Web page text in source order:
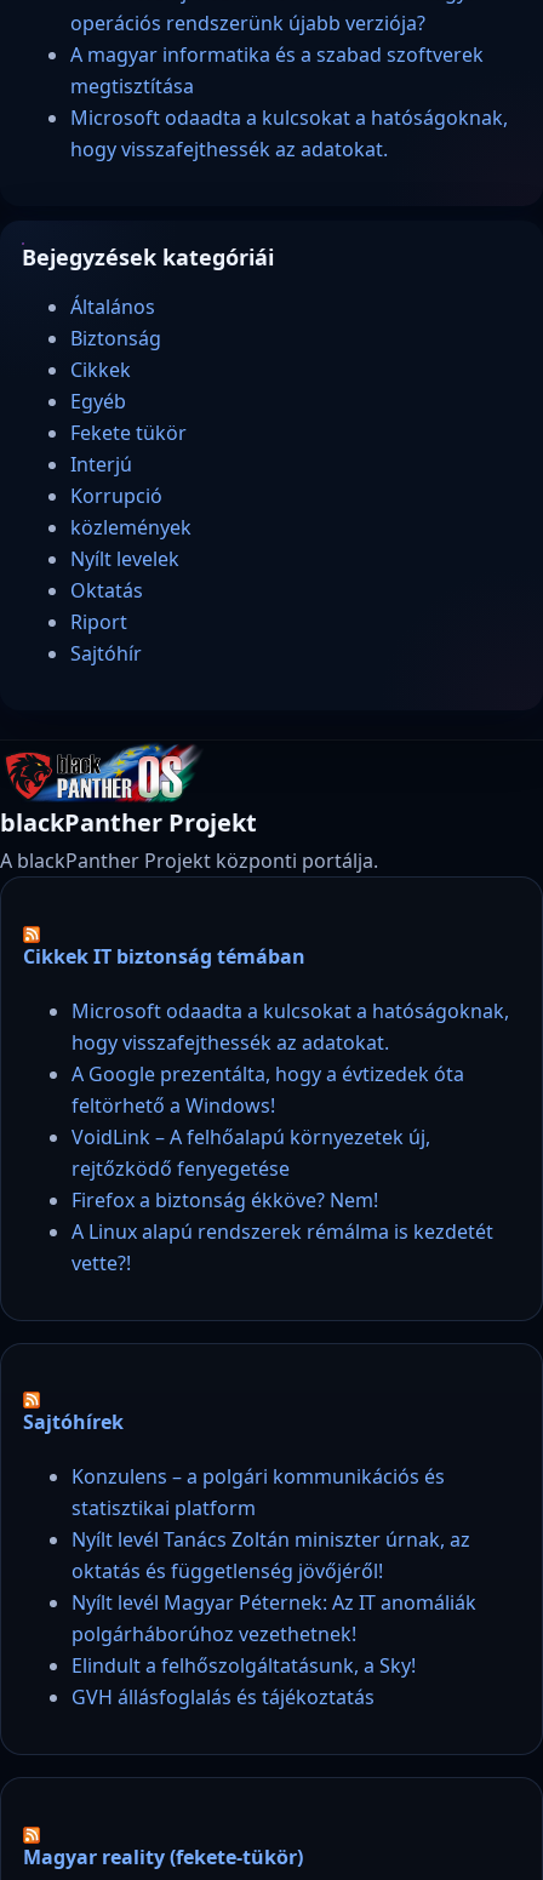
operációs rendszerünk újabb verziója?
A magyar informatika és a szabad szoftverek
megtisztítása
Microsoft odaadta a kulcsokat a hatóságoknak,
hogy visszafejthessék az adatokat.
Bejegyzések kategóriái
Általános
Biztonság
Cikkek
Egyéb
Fekete tükör
Interjú
Korrupció
közlemények
Nyílt levelek
Oktatás
Riport
Sajtóhír
blackPanther Projekt
A blackPanther Projekt központi portálja.
Cikkek IT biztonság témában
Microsoft odaadta a kulcsokat a hatóságoknak,
hogy visszafejthessék az adatokat.
A Google prezentálta, hogy a évtizedek óta
feltörhető a Windows!
VoidLink – A felhőalapú környezetek új,
rejtőzködő fenyegetése
Firefox a biztonság ékköve? Nem!
A Linux alapú rendszerek rémálma is kezdetét
vette?!
Sajtóhírek
Konzulens – a polgári kommunikációs és
statisztikai platform
Nyílt levél Tanács Zoltán miniszter úrnak, az
oktatás és függetlenség jövőjéről!
Nyílt levél Magyar Péternek: Az IT anomáliák
polgárháborúhoz vezethetnek!
Elindult a felhőszolgáltatásunk, a Sky!
GVH állásfoglalás és tájékoztatás
Magyar reality (fekete-tükör)